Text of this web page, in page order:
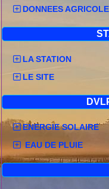
DONNEES
LA STATION
LE SITE
ENERGIE SOLAIRE
EAU DE PLUIE